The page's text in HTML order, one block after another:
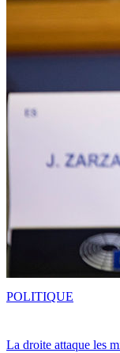
La droite attaque les
POLITIQUE